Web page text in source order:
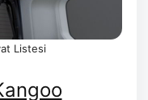
Listesi